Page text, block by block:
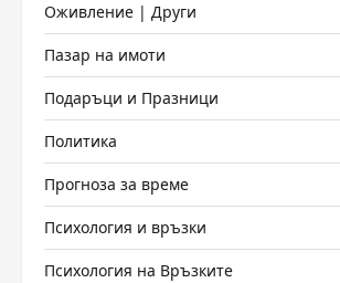
Оживление | Други
Пазар на имоти
Подаръци и Празници
Политика
Прогноза за време
Психология и връзки
Психология на Връзките